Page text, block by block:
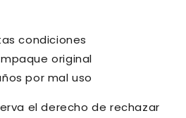
condiciones
original
por mal uso
el derecho de rechazar